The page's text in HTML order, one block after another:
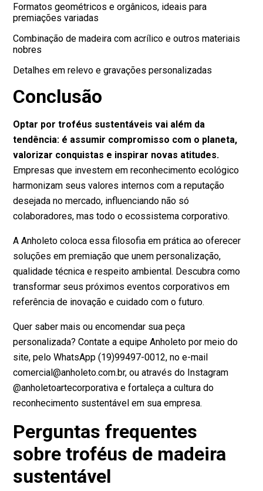
Formatos geométricos e orgânicos, ideais para
premiações variadas
Combinação de madeira com acrílico e outros materiais
nobres
Detalhes em relevo e gravações personalizadas
Conclusão
Optar por troféus sustentáveis vai além da
tendência: é assumir compromisso com o planeta,
valorizar conquistas e inspirar novas atitudes.
Empresas que investem em reconhecimento ecológico
harmonizam seus valores internos com a reputação
desejada no mercado, influenciando não só
colaboradores, mas todo o ecossistema corporativo.
A Anholeto coloca essa filosofia em prática ao oferecer
soluções em premiação que unem personalização,
qualidade técnica e respeito ambiental. Descubra como
transformar seus próximos eventos corporativos em
referência de inovação e cuidado com o futuro.
Quer saber mais ou encomendar sua peça
personalizada? Contate a equipeAnholeto por meio do
site, pelo WhatsApp (19)99497-0012, no e-mail
comercial@anholeto.com.br, ou através do Instagram
@anholetoartecorporativa e fortaleça a cultura do
reconhecimento sustentável em sua empresa.
Perguntas frequentes
sobre troféus de madeira
sustentável